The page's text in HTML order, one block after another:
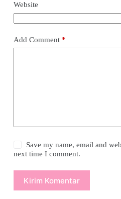
Website
Add Comment*
Save my name, email and
next time I comment.
Kirim Komentar